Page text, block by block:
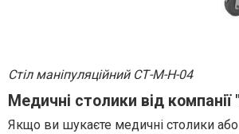
Стіл маніпуляційний СТ-М-Н-04
Медичні столики від
Якщо ви шукаєте медичні столики або